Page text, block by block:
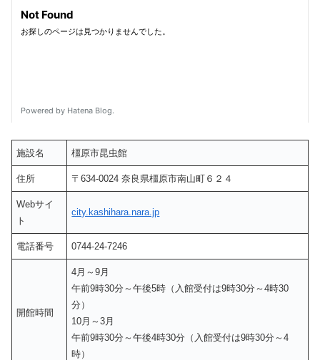
施設名 橿原市昆虫館
住所 〒634-0024 奈良県橿原市南山町６２４
Webサイ
ト
city.kashihara.nara.jp
電話番号 0744-24-7246
開館時間
4月～9月
午前9時30分～午後5時（入館受付は9時30分～4時30
分）
10月～3月
午前9時30分～午後4時30分（入館受付は9時30分～4
時）